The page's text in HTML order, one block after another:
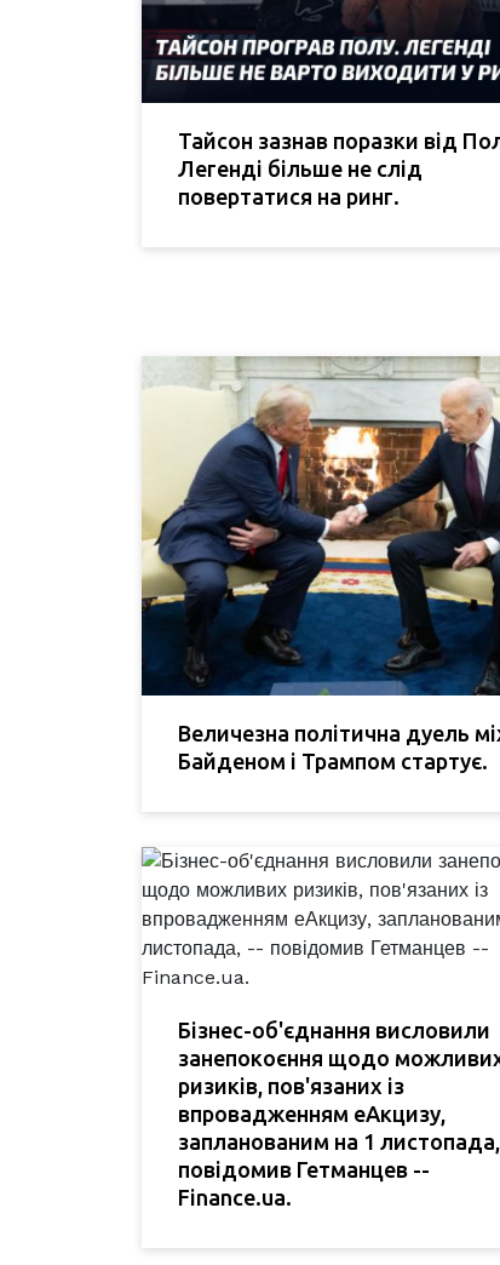
Тайсон зазнав поразки від
Легенді більше не слід
повертатися на ринг.
Величезна політична дуель
Байденом і Трампом стартує.
Бізнес-об'єднання висловили
занепокоєння щодо
ризиків, пов'язаних із
впровадженням еАкцизу,
запланованим на 1
повідомив Гетманцев --
Finance.ua.